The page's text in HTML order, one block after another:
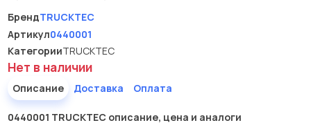
БрендTRUCKTEC
Артикул0440001
КатегорииTRUCKTEC
Нет в наличии
Описание Доставка Оплата
0440001 TRUCKTEC описание, цена и аналоги